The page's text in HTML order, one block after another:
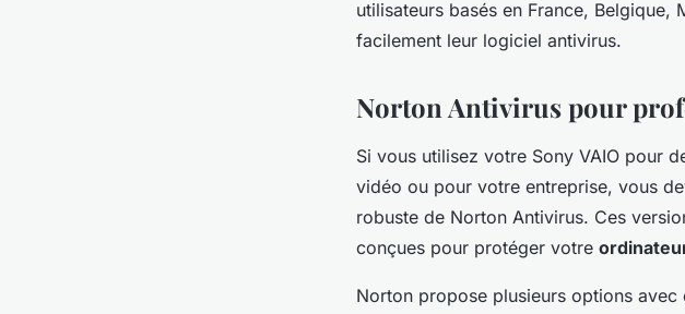
utilisateurs basés en France, Belgique,
facilement leur logiciel antivirus.
Norton Antivirus pour
Si vous utilisez votre Sony VAIO pour
vidéo ou pour votre entreprise, vous
robuste de Norton Antivirus. Ces
conçues pour protéger votre
Norton propose plusieurs options